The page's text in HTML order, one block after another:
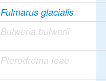
Fulmarus glacialis
Bulweria bulwerii
Pterodroma feae